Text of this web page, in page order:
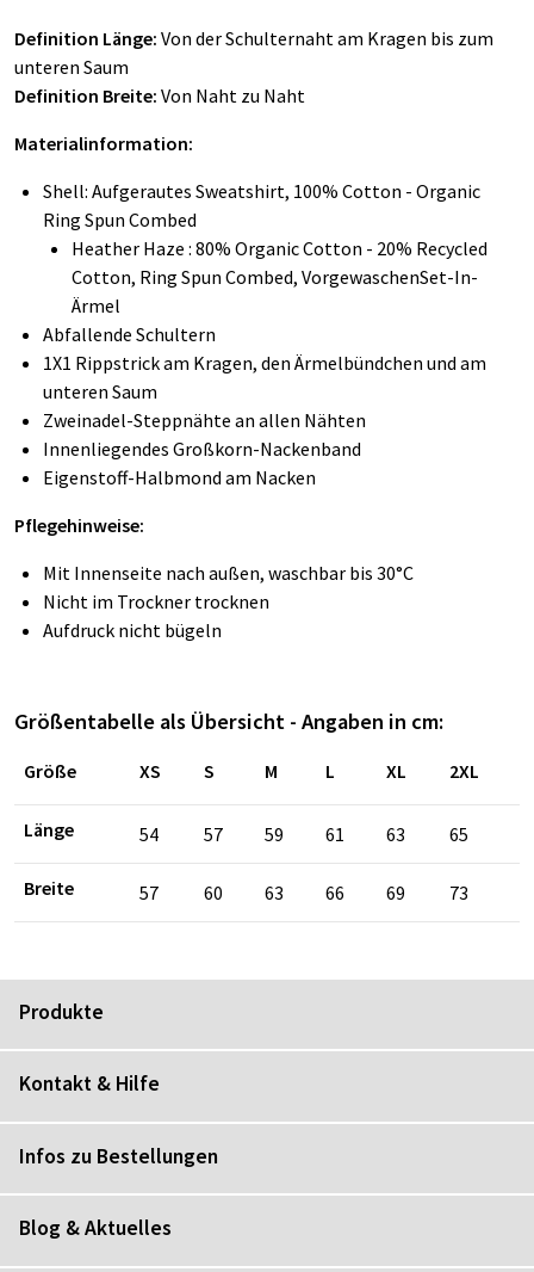
Definition Länge: Von der Schulternaht am Kragen bis zum
unteren Saum
Definition Breite: Von Naht zu Naht
Materialinformation:
Shell: Aufgerautes Sweatshirt, 100% Cotton - Organic
Ring Spun Combed
Heather Haze : 80% Organic Cotton - 20% Recycled
Cotton, Ring Spun Combed, VorgewaschenSet-In-
Ärmel
Abfallende Schultern
1X1 Rippstrick am Kragen, den Ärmelbündchen und am
unteren Saum
Zweinadel-Steppnähte an allen Nähten
Innenliegendes Großkorn-Nackenband
Eigenstoff-Halbmond am Nacken
Pflegehinweise:
Mit Innenseite nach außen, waschbar bis 30°C
Nicht im Trockner trocknen
Aufdruck nicht bügeln
Größentabelle als Übersicht - Angaben in cm:
Größe XS S M L XL 2XL
Länge 54 57 59 61 63 65
Breite 57 60 63 66 69 73
Produkte
Kontakt & Hilfe
Infos zu Bestellungen
Blog & Aktuelles